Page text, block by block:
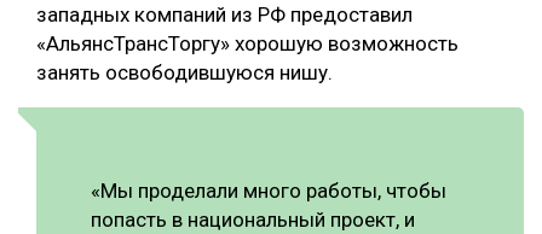
западных компаний из РФ предоставил
«АльянсТрансТоргу» хорошую возможность
занять освободившуюся нишу.
«Мы проделали много работы, чтобы
попасть в национальный проект, и